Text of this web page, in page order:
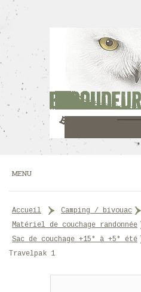
MENU
accueil > camping / bivouac >
matériel de couchage randonnée
sac de couchage +15° à +5° été
Travelpak 1